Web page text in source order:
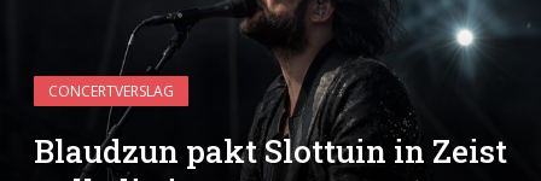
CONCERTVERSLAG
Blaudzun pakt Slottuin in Zeist